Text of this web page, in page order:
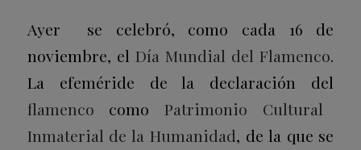
Ayer se celebró, como cada 16 de
noviembre, el Día Mundial del Flamenco.
La efeméride de la declaración del
flamenco como Patrimonio Cultural
Inmaterial de la Humanidad, de la que se